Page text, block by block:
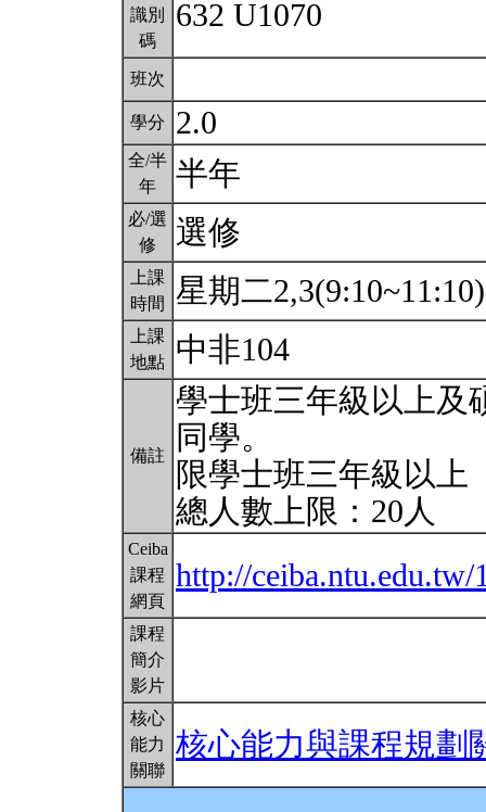
識別
碼
632 U1070
班次
學分 2.0
全/半
年
半年
必/選
修
選修
上課
時間
星期二
上課
地點
中非104
備註
學士班三年級以上及
同學。
限學士班三年級以上
總人數上限：20人
Ceiba
課程
網頁
http://
課程
簡介
影片
核心
能力
關聯
核心能力與課程規劃